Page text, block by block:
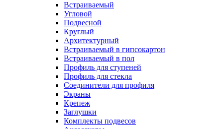
Встраиваемый
Угловой
Подвесной
Круглый
Архитектурный
Встраиваемый в гипсокартон
Встраиваемый в пол
Профиль для ступеней
Профиль для стекла
Соединители для профиля
Экраны
Крепеж
Заглушки
Комплекты подвесов